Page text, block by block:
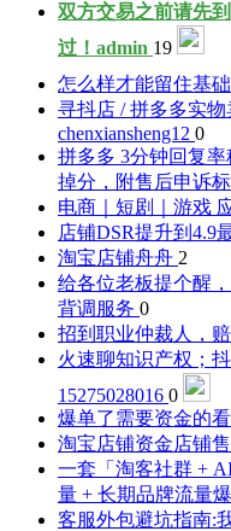
双方交易之前请先
过！ admin 19
怎么样才能留住基
寻抖店 / 拼多多实
chenxiansheng12 0
拼多多 3分钟回复
掉分，附售后申诉
电商｜短剧｜游戏
店铺DSR提升到4.9
淘宝店铺舟舟 2
给各位老板提个醒
背调服务 0
招到职业仲裁人，赔
火速聊知识产权；
15275028016 0
爆单了需要资金的
淘宝店铺资金店铺
一套「淘客社群 +
量 + 长期品牌流量
客服外包避坑指南: